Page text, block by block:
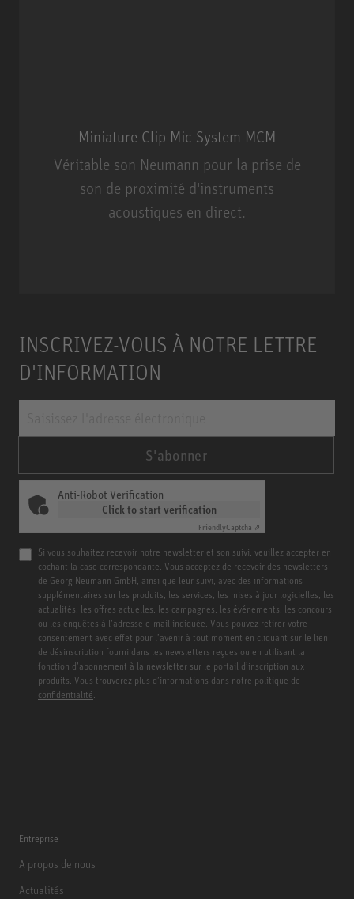
Miniature Clip Mic System MCM
Véritable son Neumann pour la prise de
son de proximité d'instruments
acoustiques en direct.
INSCRIVEZ-VOUS À NOTRE LETTRE
D'INFORMATION
S'abonner
Anti-Robot Verification
Click to start verification
FriendlyCaptcha ⇗
Si vous souhaitez recevoir notre newsletter et son suivi, veuillez accepter en
cochant la case correspondante. Vous acceptez de recevoir des newsletters
de Georg Neumann GmbH, ainsi que leur suivi, avec des informations
supplémentaires sur les produits, les services, les mises à jour logicielles, les
actualités, les offres actuelles, les campagnes, les événements, les concours
ou les enquêtes à l’adresse e-mail indiquée. Vous pouvez retirer votre
consentement avec effet pour l’avenir à tout moment en cliquant sur le lien
de désinscription fourni dans les newsletters reçues ou en utilisant la
fonction d’abonnement à la newsletter sur le portail d’inscription aux
produits. Vous trouverez plus d’informations dans notre politique de
confidentialité.
Entreprise
A propos de nous
Actualités